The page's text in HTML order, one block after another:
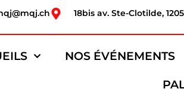
18bis av. Ste-Clotilde,
NOS ÉVÉNEMENTS